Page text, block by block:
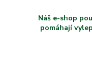
Náš e-shop
pomáhají